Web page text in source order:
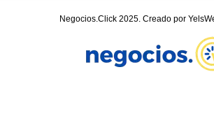
Negocios.Click 2025. Creado por